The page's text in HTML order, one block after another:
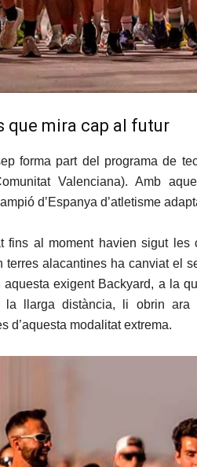
que mira cap al futur
forma part del programa de
Valenciana). Amb
d’Espanya d’atletisme
fins al moment havien sigut
terres alacantines ha canviat el
exigent Backyard, a la
la llarga distància, li obrin
d’aquesta modalitat extrema.